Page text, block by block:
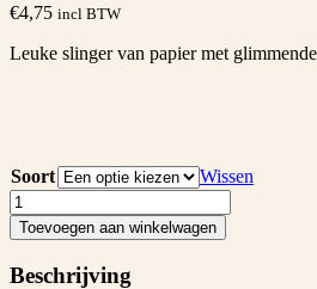
€4,75 incl BTW
Leuke slinger van papier met
Soort
Wissen
Slinger
van
papier
aantal
Toevoegen aan winkelwagen
Beschrijving